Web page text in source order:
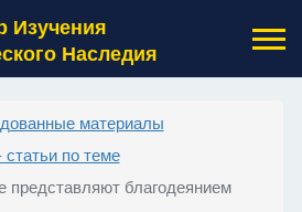
Изучения
Наследия
материалы
по теме
представляют благодеянием